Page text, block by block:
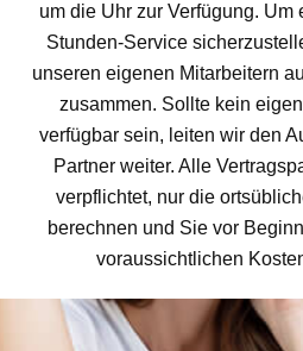
um die Uhr zur Verfügung.
Stunden-Service
unseren eigenen Mitarbeitern
zusammen. Sollte kein
verfügbar sein, leiten wir den
Partner weiter. Alle
verpflichtet, nur die
berechnen und Sie vor
voraussichtlichen